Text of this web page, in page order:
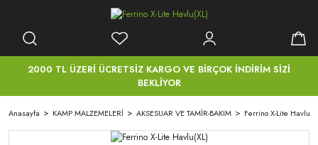
2000 TL ÜZERİ ÜCRETSİZ KARGO VE BİRÇOK İNDİRİM SİZİ
BEKLİYOR
Anasayfa KAMP MALZEMELERİ AKSESUAR VE TAMİR-BAKIM Ferrino X-Lite